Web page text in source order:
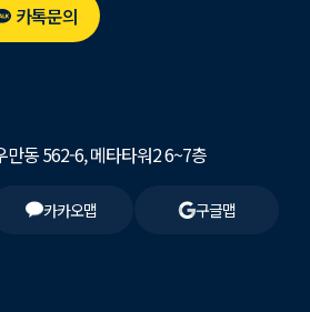
카톡문의
만동 562-6, 메타타워2 6~7층
카카오맵 구글맵